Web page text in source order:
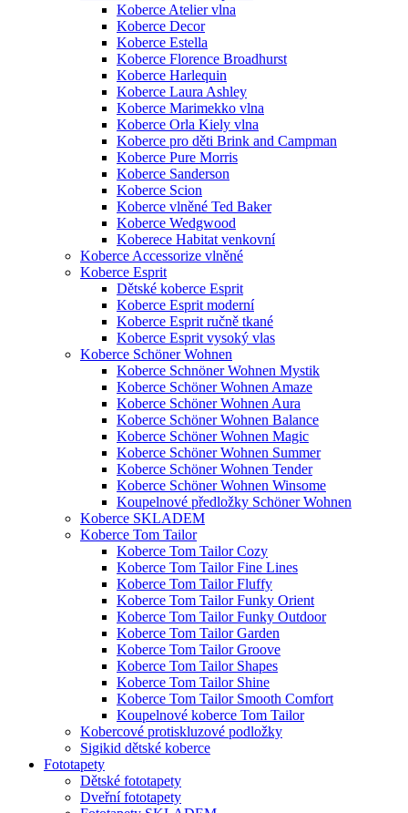
Koberce Atelier vlna
Koberce Decor
Koberce Estella
Koberce Florence Broadhurst
Koberce Harlequin
Koberce Laura Ashley
Koberce Marimekko vlna
Koberce Orla Kiely vlna
Koberce pro děti Brink and Campman
Koberce Pure Morris
Koberce Sanderson
Koberce Scion
Koberce vlněné Ted Baker
Koberce Wedgwood
Koberece Habitat venkovní
Koberce Accessorize vlněné
Koberce Esprit
Dětské koberce Esprit
Koberce Esprit moderní
Koberce Esprit ručně tkané
Koberce Esprit vysoký vlas
Koberce Schöner Wohnen
Koberce Schnöner Wohnen Mystik
Koberce Schöner Wohnen Amaze
Koberce Schöner Wohnen Aura
Koberce Schöner Wohnen Balance
Koberce Schöner Wohnen Magic
Koberce Schöner Wohnen Summer
Koberce Schöner Wohnen Tender
Koberce Schöner Wohnen Winsome
Koupelnové předložky Schöner Wohnen
Koberce SKLADEM
Koberce Tom Tailor
Koberce Tom Tailor Cozy
Koberce Tom Tailor Fine Lines
Koberce Tom Tailor Fluffy
Koberce Tom Tailor Funky Orient
Koberce Tom Tailor Funky Outdoor
Koberce Tom Tailor Garden
Koberce Tom Tailor Groove
Koberce Tom Tailor Shapes
Koberce Tom Tailor Shine
Koberce Tom Tailor Smooth Comfort
Koupelnové koberce Tom Tailor
Kobercové protiskluzové podložky
Sigikid dětské koberce
Fototapety
Dětské fototapety
Dveřní fototapety